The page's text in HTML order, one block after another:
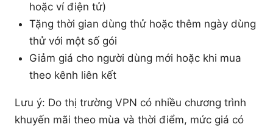
hoặc ví điện tử)
Tặng thời gian dùng thử hoặc thêm ngày dùng
thử với một số gói
Giảm giá cho người dùng mới hoặc khi mua
theo kênh liên kết
Lưu ý: Do thị trường VPN có nhiều chương trình
khuyến mãi theo mùa và thời điểm, mức giá có